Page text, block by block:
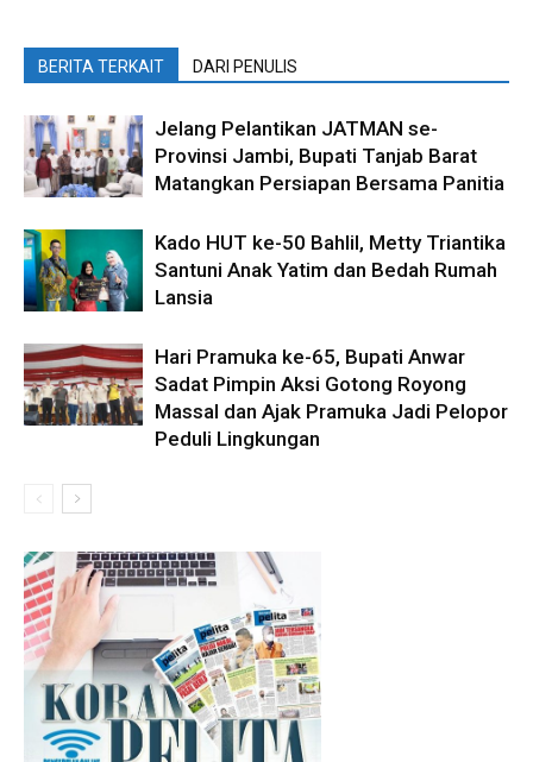
BERITA TERKAIT DARI PENULIS
Jelang Pelantikan JATMAN se-
Provinsi Jambi, Bupati Tanjab Barat
Matangkan Persiapan Bersama Panitia
Kado HUT ke-50 Bahlil, Metty Triantika
Santuni Anak Yatim dan Bedah Rumah
Lansia
Hari Pramuka ke-65, Bupati Anwar
Sadat Pimpin Aksi Gotong Royong
Massal dan Ajak Pramuka Jadi Pelopor
Peduli Lingkungan